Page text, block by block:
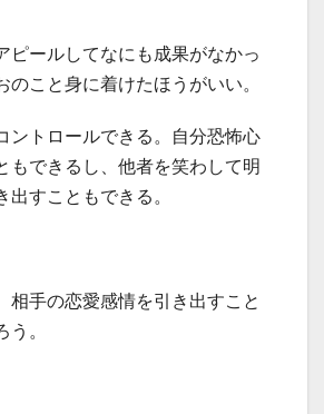
ピールしてなにも成果がなかっ
のこと身に着けたほうがいい。
ントロールできる。自分恐怖心
もできるし、他者を笑わして明
出すこともできる。
相手の恋愛感情を引き出すこと
う。